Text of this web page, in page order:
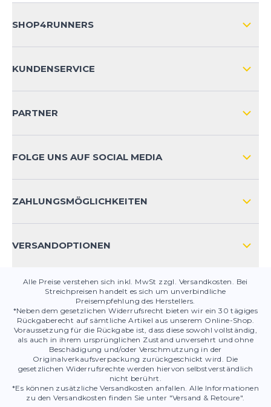
SHOP4RUNNERS
KUNDENSERVICE
KONTAKT
PRODUKTSICHERHEIT
PARTNER
FOLGE UNS AUF SOCIAL MEDIA
ZAHLUNGSMÖGLICHKEITEN
VERSANDOPTIONEN
Alle Preise verstehen sich inkl. MwSt zzgl. Versandkosten. Bei
Streichpreisen handelt es sich um unverbindliche
Preisempfehlung des Herstellers.
*Neben dem gesetzlichen Widerrufsrecht bieten wir ein 30 tägiges
Rückgaberecht auf sämtliche Artikel aus unserem Online-Shop.
Voraussetzung für die Rückgabe ist, dass diese sowohl vollständig,
als auch in ihrem ursprünglichen Zustand unversehrt und ohne
Beschädigung und/oder Verschmutzung in der
Originalverkaufsverpackung zurückgeschickt wird. Die
gesetzlichen Widerrufsrechte werden hiervon selbstverständlich
nicht berührt.
*Es können zusätzliche Versandkosten anfallen. Alle Informationen
zu den Versandkosten finden Sie unter "Versand & Retoure".